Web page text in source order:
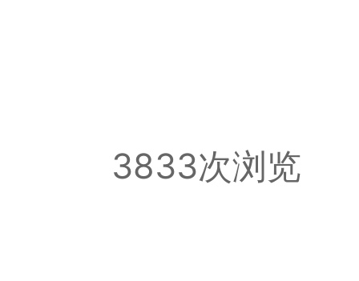
3833次浏览